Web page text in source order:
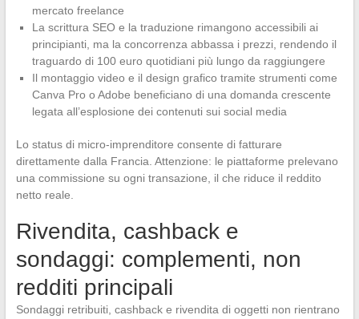
mercato freelance
La scrittura SEO e la traduzione rimangono accessibili ai
principianti, ma la concorrenza abbassa i prezzi, rendendo il
traguardo di 100 euro quotidiani più lungo da raggiungere
Il montaggio video e il design grafico tramite strumenti come
Canva Pro o Adobe beneficiano di una domanda crescente
legata all’esplosione dei contenuti sui social media
Lo status di micro-imprenditore consente di fatturare
direttamente dalla Francia. Attenzione: le piattaforme prelevano
una commissione su ogni transazione, il che riduce il reddito
netto reale.
Rivendita, cashback e
sondaggi: complementi, non
redditi principali
Sondaggi retribuiti, cashback e rivendita di oggetti non rientrano